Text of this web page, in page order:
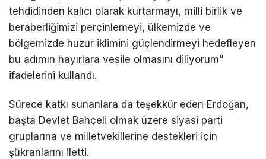
tehdidinden kalıcı olarak kurtarmayı, milli birlik ve
beraberliğimizi perçinlemeyi, ülkemizde ve
bölgemizde huzur iklimini güçlendirmeyi hedefleyen
bu adımın hayırlara vesile olmasını diliyorum”
ifadelerini kullandı.
Sürece katkı sunanlara da teşekkür eden Erdoğan,
başta Devlet Bahçeli olmak üzere siyasi parti
gruplarına ve milletvekillerine destekleri için
şükranlarını iletti.